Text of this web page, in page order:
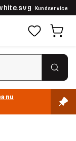
Kundservice
nu